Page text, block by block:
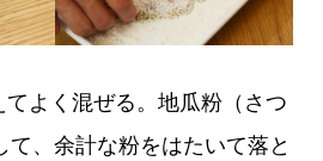
よく混ぜる。地瓜粉（さつ
て、余計な粉をはたいて落と